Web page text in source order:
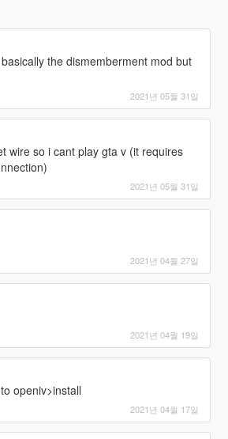
the dismemberment mod but
2021년 05월 31일
wire so i cant play gta v (it requires
2021년 05월 31일
2021년 04월 27일
2021년 04월 19일
openiv>install
2021년 04월 17일